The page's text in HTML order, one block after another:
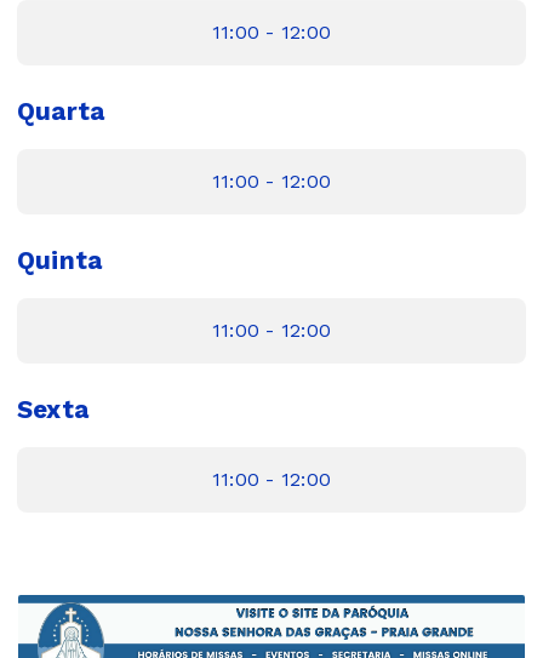
11:00 - 12:00
Quarta
11:00 - 12:00
Quinta
11:00 - 12:00
Sexta
11:00 - 12:00